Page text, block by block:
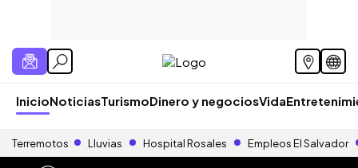
InicioNoticiasTurismoDinero y negociosVida
Terremotos Lluvias Hospital Rosales Empleos El Salvador